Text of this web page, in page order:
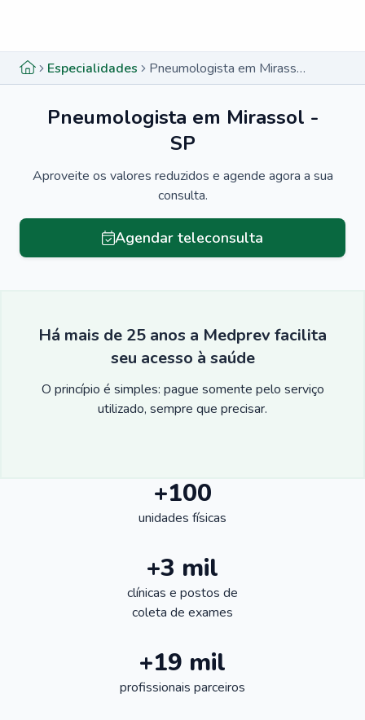
Especialidades Pneumologista em Mirassol - SP
Pneumologista em Mirassol -
SP
Aproveite os valores reduzidos e agende agora a sua
consulta.
Agendar teleconsulta
Há mais de 25 anos a Medprev facilita
seu acesso à saúde
O princípio é simples: pague somente pelo serviço
utilizado, sempre que precisar.
+100
unidades físicas
+3 mil
clínicas e postos de
coleta de exames
+19 mil
profissionais parceiros